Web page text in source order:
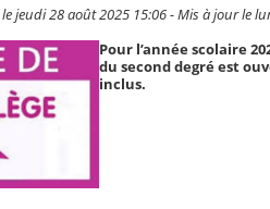
jeudi 28 août 2025 15:06 - Mis à jour le
Pour l’année scolaire
du second degré est
inclus.